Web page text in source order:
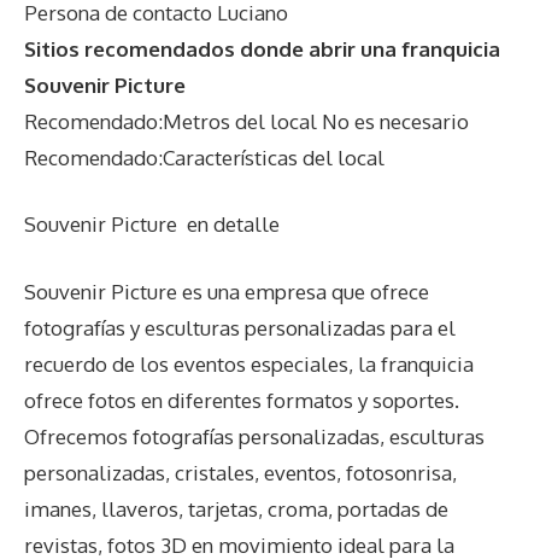
Persona de contacto Luciano
Sitios recomendados donde abrir una franquicia
Souvenir Picture
Recomendado:Metros del local No es necesario
Recomendado:Características del local
Souvenir Picture en detalle
Souvenir Picture es una empresa que ofrece
fotografías y esculturas personalizadas para el
recuerdo de los eventos especiales, la franquicia
ofrece fotos en diferentes formatos y soportes.
Ofrecemos fotografías personalizadas, esculturas
personalizadas, cristales, eventos, fotosonrisa,
imanes, llaveros, tarjetas, croma, portadas de
revistas, fotos 3D en movimiento ideal para la